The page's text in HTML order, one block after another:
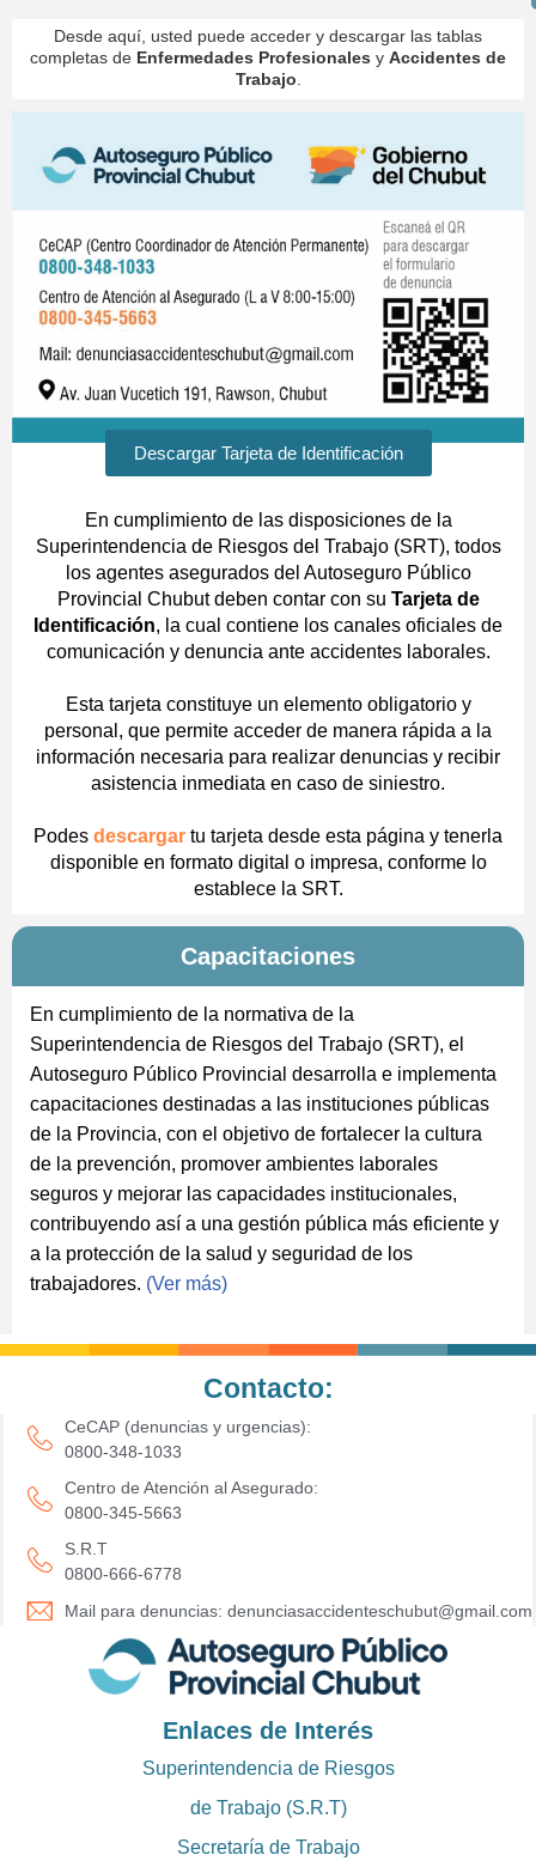
Desde aquí, usted puede acceder y descargar las tablas
completas de Enfermedades Profesionales y Accidentes de
Trabajo
Descargar Tarjeta de Identificación
En cumplimiento de las disposiciones de la
Superintendencia de Riesgos del Trabajo (SRT), todos
los agentes asegurados del Autoseguro Público
Provincial Chubut deben contar con su Tarjeta de
Identificación, la cual contiene los canales oficiales de
comunicación y denuncia ante accidentes laborales.
Esta tarjeta constituye un elemento obligatorio y
personal, que permite acceder de manera rápida a la
información necesaria para realizar denuncias y recibir
asistencia inmediata en caso de siniestro.
Podes descargar tu tarjeta desde esta página y tenerla
disponible en formato digital o impresa, conforme lo
establece la SRT.
Capacitaciones
En cumplimiento de la normativa de la
Superintendencia de Riesgos del Trabajo (SRT), el
Autoseguro Público Provincial desarrolla e implementa
capacitaciones destinadas a las instituciones públicas
de la Provincia, con el objetivo de fortalecer la cultura
de la prevención, promover ambientes laborales
seguros y mejorar las capacidades institucionales,
contribuyendo así a una gestión pública más eficiente y
a la protección de la salud y seguridad de los
trabajadores. (Ver más)
Contacto:
CeCAP (denuncias y urgencias):
0800-348-1033
Centro de Atención al Asegurado:
0800-345-5663
S.R.T
0800-666-6778
Mail para denuncias: denunciasaccidenteschubut@gmail.com
Enlaces de Interés
Superintendencia de Riesgos
de Trabajo (S.R.T)
Secretaría de Trabajo